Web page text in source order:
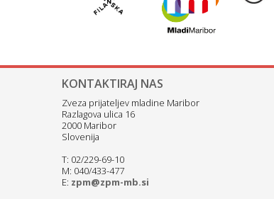
KONTAKTIRAJ NAS
Zveza prijateljev mladine Maribor
Razlagova ulica 16
2000 Maribor
Slovenija
T: 02/229-69-10
M: 040/433-477
E: zpm@zpm-mb.si